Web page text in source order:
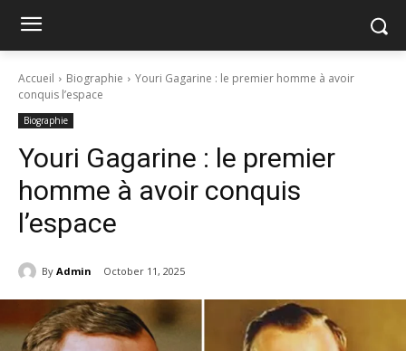
Accueil Biographie
Youri Gagarine : le premier homme à avoir
conquis l’espace
Biographie
Youri Gagarine : le premier
homme à avoir conquis
l’espace
By Admin October 11, 2025